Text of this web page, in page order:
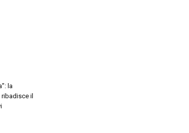
la
il